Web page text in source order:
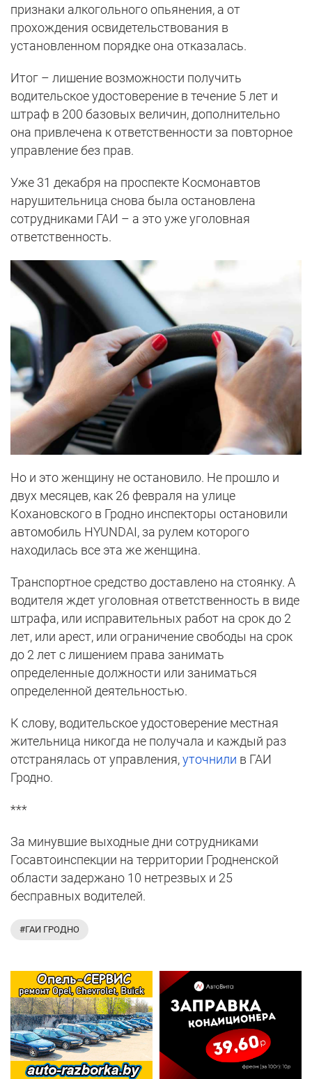
признаки алкогольного опьянения, а от
прохождения освидетельствования в
установленном порядке она отказалась.
Итог – лишение возможности получить
водительское удостоверение в течение 5 лет и
штраф в 200 базовых величин, дополнительно
она привлечена к ответственности за повторное
управление без прав.
Уже 31 декабря на проспекте Космонавтов
нарушительница снова была остановлена
сотрудниками ГАИ – а это уже уголовная
ответственность.
Но и это женщину не остановило. Не прошло и
двух месяцев, как 26 февраля на улице
Кохановского в Гродно инспекторы остановили
автомобиль HYUNDAI, за рулем которого
находилась все эта же женщина.
Транспортное средство доставлено на стоянку. А
водителя ждет уголовная ответственность в виде
штрафа, или исправительных работ на срок до 2
лет, или арест, или ограничение свободы на срок
до 2 лет с лишением права занимать
определенные должности или заниматься
определенной деятельностью.
К слову, водительское удостоверение местная
жительница никогда не получала и каждый раз
отстранялась от управления,уточнили в ГАИ
Гродно.
***
За минувшие выходные дни сотрудниками
Госавтоинспекции на территории Гродненской
области задержано 10 нетрезвых и 25
бесправных водителей.
#ГАИ ГРОДНО